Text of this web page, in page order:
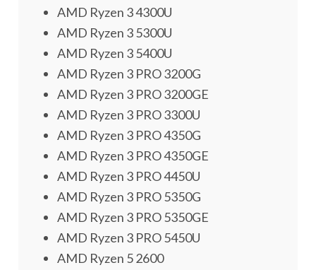
AMD Ryzen 3 4300U
AMD Ryzen 3 5300U
AMD Ryzen 3 5400U
AMD Ryzen 3 PRO 3200G
AMD Ryzen 3 PRO 3200GE
AMD Ryzen 3 PRO 3300U
AMD Ryzen 3 PRO 4350G
AMD Ryzen 3 PRO 4350GE
AMD Ryzen 3 PRO 4450U
AMD Ryzen 3 PRO 5350G
AMD Ryzen 3 PRO 5350GE
AMD Ryzen 3 PRO 5450U
AMD Ryzen 5 2600